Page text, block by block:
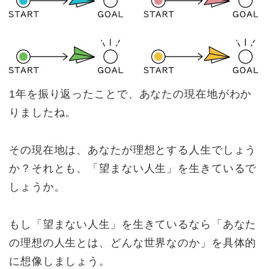
1年を振り返ったことで、あなたの現在地がわか
りましたね。
その現在地は、あなたが理想とする人生でしょう
か？それとも、「望まない人生」を生きているで
しょうか。
もし「望まない人生」を生きているなら「あなた
の理想の人生とは、どんな世界なのか」を具体的
に想像しましょう。